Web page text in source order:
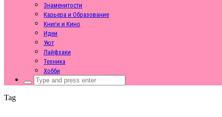
Знаменитости
Карьера и Образование
Книги и Кино
Идеи
Уют
Лайфхаки
Техника
Хобби
Search
for:
Tag